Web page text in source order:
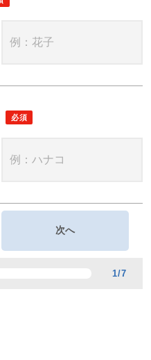
1/7